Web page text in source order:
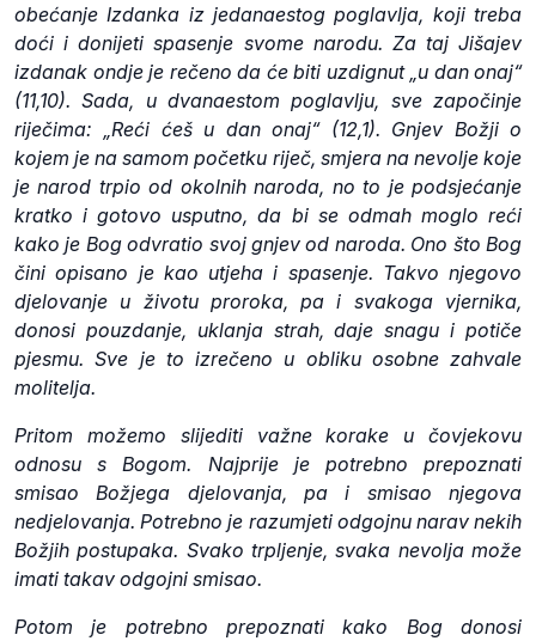
obećanje Izdanka iz jedanaestog poglavlja, koji treba
doći i donijeti spasenje svome narodu. Za taj Jišajev
izdanak ondje je rečeno da će biti uzdignut „u dan onaj“
(11,10). Sada, u dvanaestom poglavlju, sve započinje
riječima: „Reći ćeš u dan onaj“ (12,1). Gnjev Božji o
kojem je na samom početku riječ, smjera na nevolje koje
je narod trpio od okolnih naroda, no to je podsjećanje
kratko i gotovo usputno, da bi se odmah moglo reći
kako je Bog odvratio svoj gnjev od naroda. Ono što Bog
čini opisano je kao utjeha i spasenje. Takvo njegovo
djelovanje u životu proroka, pa i svakoga vjernika,
donosi pouzdanje, uklanja strah, daje snagu i potiče
pjesmu. Sve je to izrečeno u obliku osobne zahvale
molitelja.
Pritom možemo slijediti važne korake u čovjekovu
odnosu s Bogom. Najprije je potrebno prepoznati
smisao Božjega djelovanja, pa i smisao njegova
nedjelovanja. Potrebno je razumjeti odgojnu narav nekih
Božjih postupaka. Svako trpljenje, svaka nevolja može
imati takav odgojni smisao.
Potom je potrebno prepoznati kako Bog donosi